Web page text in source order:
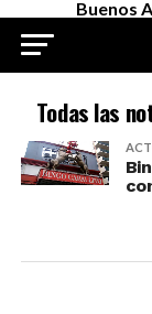
Buenos
Todas las